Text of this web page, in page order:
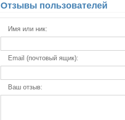
Отзывы пользователей
Имя или ник:
Email (почтовый ящик):
Ваш отзыв: